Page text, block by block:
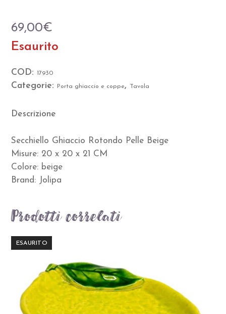
69,00€
Esaurito
COD: 17930
Categorie: Porta ghiaccio e coppe, Tavola
Descrizione
Secchiello Ghiaccio Rotondo Pelle Beige
Misure: 20 x 20 x 21 CM
Colore: beige
Brand: Jolipa
Prodotti correlati
ESAURITO